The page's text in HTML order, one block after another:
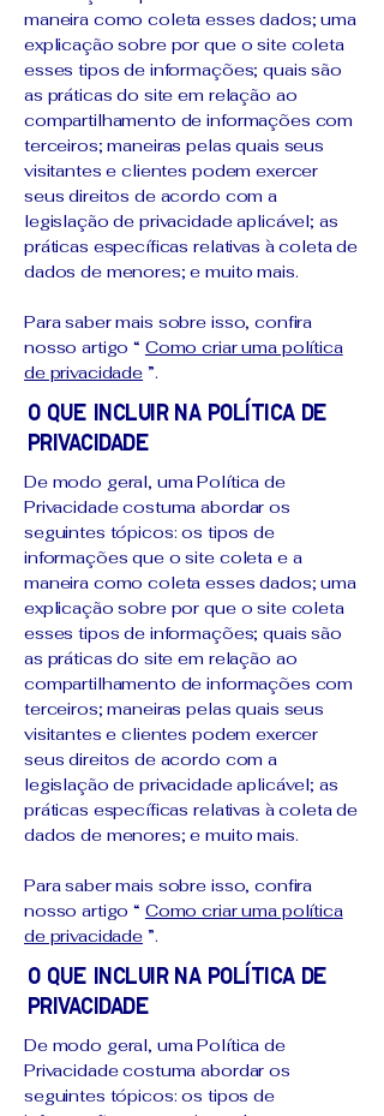
maneira como coleta esses dados; uma
explicação sobre por que o site coleta
esses tipos de informações; quais são
as práticas do site em relação ao
compartilhamento de informações com
terceiros; maneiras pelas quais seus
visitantes e clientes podem exercer
seus direitos de acordo com a
legislação de privacidade aplicável; as
práticas específicas relativas à coleta de
dados de menores; e muito mais.
Para saber mais sobre isso, confira
nosso artigo “ Como criar uma política
de privacidade ”.
O que incluir na Política de
Privacidade
De modo geral, uma Política de
Privacidade costuma abordar os
seguintes tópicos: os tipos de
informações que o site coleta e a
maneira como coleta esses dados; uma
explicação sobre por que o site coleta
esses tipos de informações; quais são
as práticas do site em relação ao
compartilhamento de informações com
terceiros; maneiras pelas quais seus
visitantes e clientes podem exercer
seus direitos de acordo com a
legislação de privacidade aplicável; as
práticas específicas relativas à coleta de
dados de menores; e muito mais.
Para saber mais sobre isso, confira
nosso artigo “ Como criar uma política
de privacidade ”.
O que incluir na Política de
Privacidade
De modo geral, uma Política de
Privacidade costuma abordar os
seguintes tópicos: os tipos de